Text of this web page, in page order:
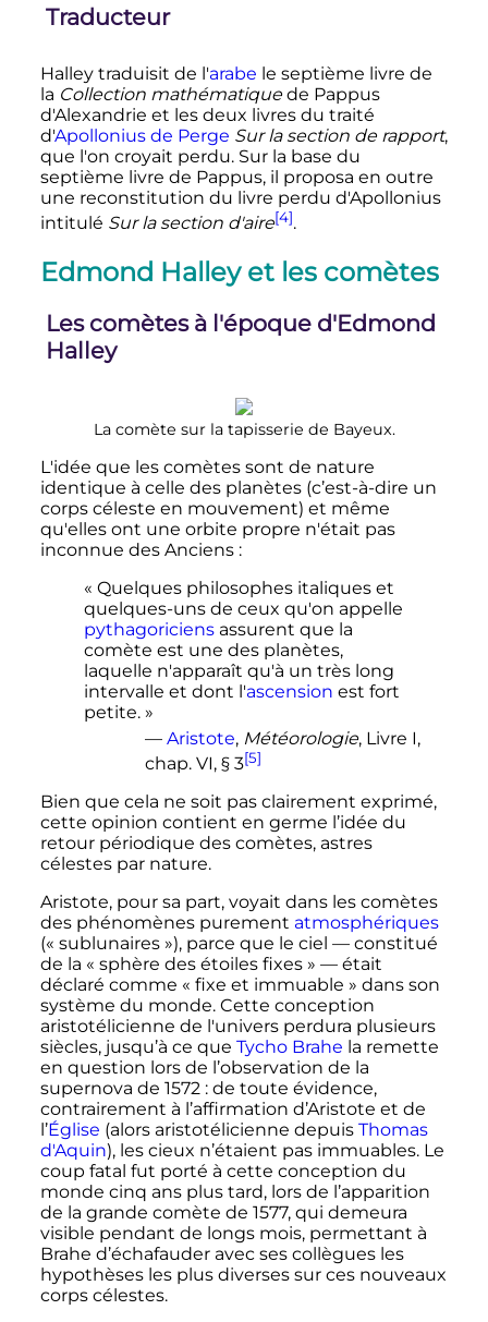
Traducteur
Halley traduisit de l'arabe le septième livre de
la Collection mathématiquede Pappus
d'Alexandrie et les deux livres du traité
d'Apollonius de Perge Sur la section de rapport,
que l'on croyait perdu. Sur la base du
septième livre de Pappus, il proposa en outre
une reconstitution du livre perdu d'Apollonius
intitulé Sur la section d'aire[4].
Edmond Halley et les comètes
Les comètes à l'époque d'Edmond
Halley
La comète sur la tapisserie de Bayeux.
L'idée que les comètes sont de nature
identique à celle des planètes (c’est-à-dire un
corps céleste en mouvement) et même
qu'elles ont une orbite propre n'était pas
inconnue des Anciens :
« Quelques philosophes italiques et
quelques-uns de ceux qu'on appelle
pythagoriciensassurent que la
comète est une des planètes,
laquelle n'apparaît qu'à un très long
intervalle et dont l'ascension est fort
petite. »
— Aristote, Météorologie, Livre I,
chap.VI, § 3[5]
Bien que cela ne soit pas clairement exprimé,
cette opinion contient en germe l’idée du
retour périodique des comètes, astres
célestes par nature.
Aristote, pour sa part, voyait dans les comètes
des phénomènes purement atmosphériques
(« sublunaires »), parce que le ciel — constitué
de la « sphère des étoiles fixes » — était
déclaré comme « fixe et immuable » dans son
système du monde. Cette conception
aristotélicienne de l'univers perdura plusieurs
siècles, jusqu’à ce que Tycho Brahe la remette
en question lors de l’observation de la
supernova de 1572 : de toute évidence,
contrairement à l’affirmation d’Aristote et de
l’Église (alors aristotélicienne depuis Thomas
d'Aquin), les cieux n’étaient pas immuables. Le
coup fatal fut porté à cette conception du
monde cinq ans plus tard, lors de l’apparition
de la grande comète de 1577, qui demeura
visible pendant de longs mois, permettant à
Brahe d’échafauder avec ses collègues les
hypothèses les plus diverses sur ces nouveaux
corps célestes.